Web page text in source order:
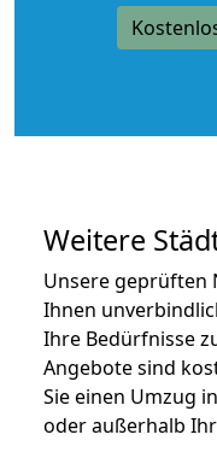
Weitere
Unsere geprüften
Ihnen
Ihre Bedürfnisse
Angebote sind
Sie einen Umzug
oder außerhalb